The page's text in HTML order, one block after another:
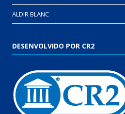
ALDIR BLANC
DESENVOLVIDO POR CR2